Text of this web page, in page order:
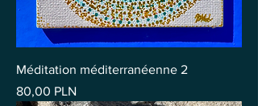
Méditation méditerranéenne 2
Prix
80,00 PLN